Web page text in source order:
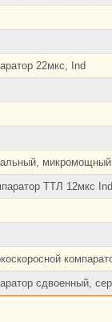
22мкс, Ind
TTЛ 12мкс
сдвоенный,